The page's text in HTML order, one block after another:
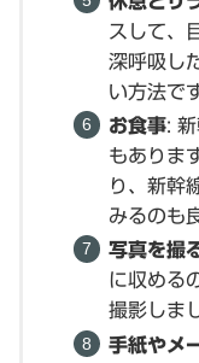
スして、
深呼吸し
い方法で
お食事:
もありま
り、新幹
みるのも
写真を撮
に収める
撮影しま
手紙やメ